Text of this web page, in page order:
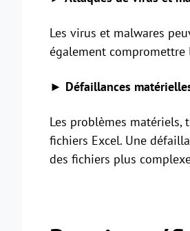
Les virus et malwares
également
► Défaillances
Les problèmes matériels,
fichiers Excel. Une
des fichiers plus